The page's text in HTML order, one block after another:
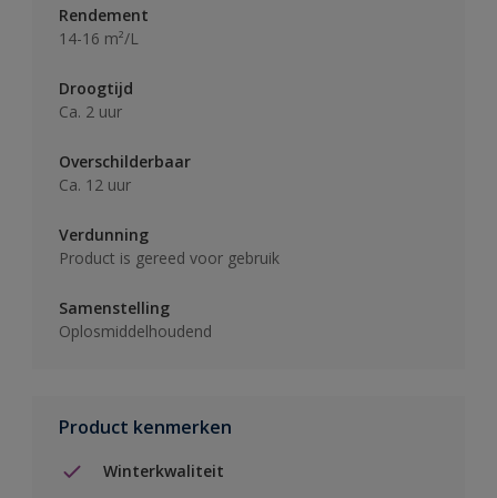
Rendement
14-16 m²/L
Droogtijd
Ca. 2 uur
Overschilderbaar
Ca. 12 uur
Verdunning
Product is gereed voor gebruik
Samenstelling
Oplosmiddelhoudend
Product kenmerken
Winterkwaliteit